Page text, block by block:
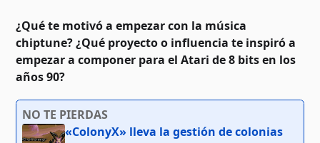
¿Qué te motivó a empezar con la música
chiptune? ¿Qué proyecto o influencia te inspiró a
empezar a componer para el Atari de 8 bits en los
años 90?
NO TE PIERDAS
«ColonyX» lleva la gestión de colonias